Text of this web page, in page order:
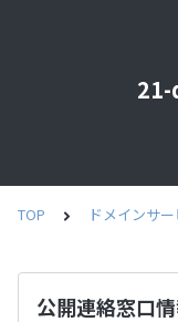
TOP ドメインサ
公開連絡窓口